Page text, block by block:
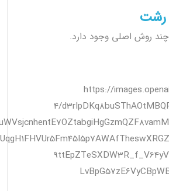
رشت
روش اصلی وجود دارد.